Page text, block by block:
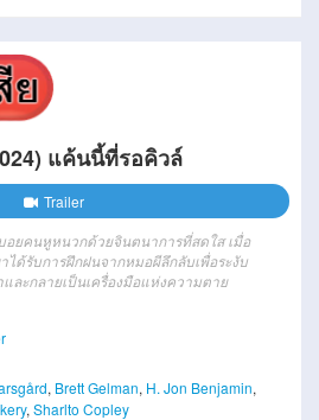
แค้นนี้ที่รอคิวล์
Trailer
ยคนหูหนวกด้วยจินตนาการที่สดใส เมื่อ
ได้รับการฝึกฝนจากหมอผีลึกลับเพื่อระงับ
ละกลายเป็นเครื่องมือแห่งความตาย
, Brett Gelman, H. Jon Benjamin,
, Sharlto Copley